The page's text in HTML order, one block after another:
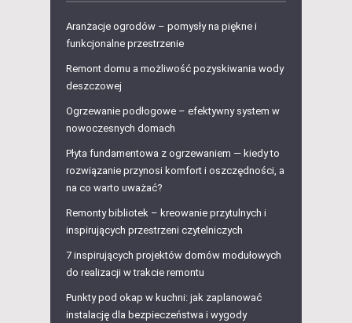
Aranżacje ogrodów – pomysły na piękne i
funkcjonalne przestrzenie
Remont domu a możliwość pozyskiwania wody
deszczowej
Ogrzewanie podłogowe – efektywny system w
nowoczesnych domach
Płyta fundamentowa z ogrzewaniem — kiedy to
rozwiązanie przynosi komfort i oszczędności, a
na co warto uważać?
Remonty bibliotek – kreowanie przytulnych i
inspirujących przestrzeni czytelniczych
7 inspirujących projektów domów modułowych
do realizacji w trakcie remontu
Punkty pod okap w kuchni: jak zaplanować
instalację dla bezpieczeństwa i wygody